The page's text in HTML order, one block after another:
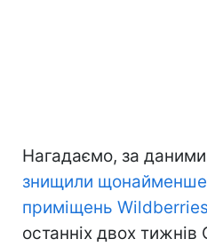
Нагадаємо, за
знищили щонайменше
приміщень Wildberries
останніх двох